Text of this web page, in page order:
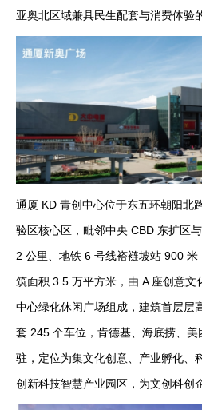
亚奥北区域兼具民生配套与消费体验
通厦 KD 青创中心位于东五环朝阳北
验区核心区，毗邻中央 CBD 东扩区
2 公里、地铁 6 号线褡裢坡站 900
筑面积 3.5 万平方米，由 A 座创意文
中心绿化休闲广场组成，建筑首层层
套 245 个车位，肯德基、海底捞、美
驻，定位为集文化创意、产业孵化、
创新科技智慧产业园区，为文创科创